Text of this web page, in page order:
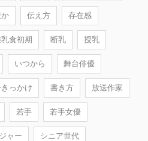
か 伝え方 存在感
食初期 断乳 授乳
いつから 舞台俳優
っかけ 書き方 放送作家
若手 若手女優
ャー シニア世代